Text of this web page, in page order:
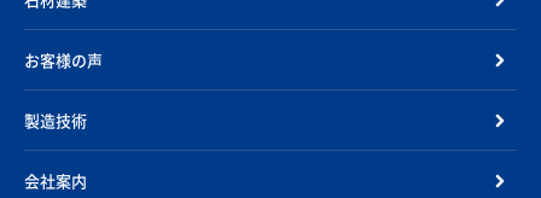
お客様の声
製造技術
会社案内